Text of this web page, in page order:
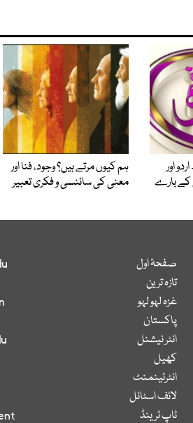
;کچھ اردو اور
کے بارے
ہم کیوں مرتے ہیں؟ وجود، فنا اور
معنی کی سائنسی و فکری تعبیر
صفحۂ اول
تازہ ترین
غزہ لہو لہو
پاکستان
انٹر نیشنل
کھیل
انٹرٹینمنٹ
لائف اسٹائل
ٹاپ ٹرینڈ